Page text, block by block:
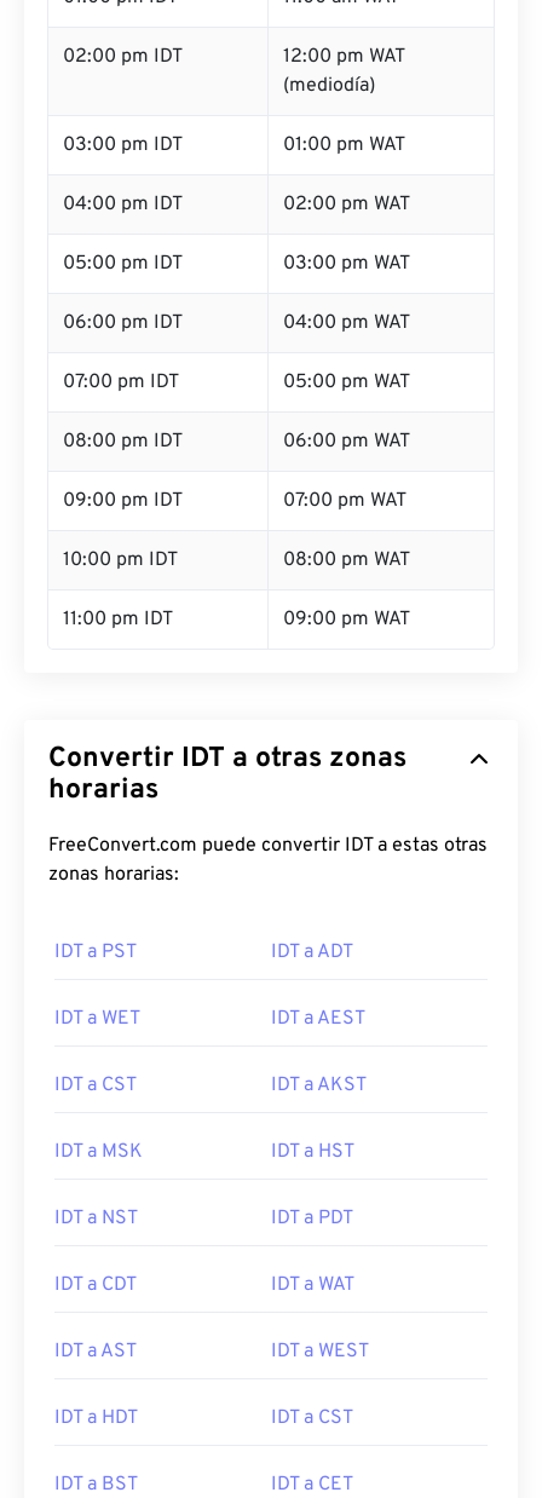
02:00 pm IDT
12:00 pm WAT
(mediodía)
03:00 pm IDT 01:00 pm WAT
04:00 pm IDT 02:00 pm WAT
05:00 pm IDT 03:00 pm WAT
06:00 pm IDT 04:00 pm WAT
07:00 pm IDT 05:00 pm WAT
08:00 pm IDT 06:00 pm WAT
09:00 pm IDT 07:00 pm WAT
10:00 pm IDT 08:00 pm WAT
11:00 pm IDT 09:00 pm WAT
Convertir IDT a otras zonas
horarias
FreeConvert.com puede convertir IDT a estas otras
zonas horarias:
IDT a PST IDT a ADT
IDT a WET IDT a AEST
IDT a CST IDT a AKST
IDT a MSK IDT a HST
IDT a NST IDT a PDT
IDT a CDT IDT a WAT
IDT a AST IDT a WEST
IDT a HDT IDT a CST
IDT a BST IDT a CET